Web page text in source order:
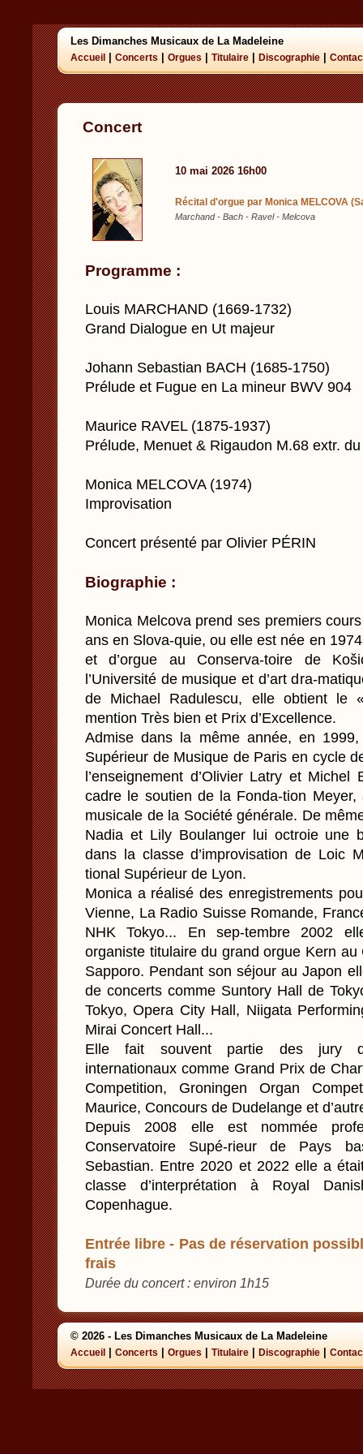
Les Dimanches Musicaux de La Madeleine
Accueil Concerts Orgues Titulaire Discographie
Concert
10 mai 2026 16h00
Récital d'orgue par Monica MELCOVA
Marchand - Bach - Ravel - Melcova
Programme :
Louis MARCHAND (1669-1732)
Grand Dialogue en Ut majeur
Johann Sebastian BACH (1685-1750)
Prélude et Fugue en La mineur BWV 904
Maurice RAVEL (1875-1937)
Prélude, Menuet & Rigaudon M.68 extr.
Monica MELCOVA (1974)
Improvisation
Concert présenté par Olivier PÉRIN
Biographie :
Monica Melcova prend ses premiers
ans en Slova-quie, ou elle est née en
et d’orgue au Conserva-toire de
l’Université de musique et d’art dra-
de Michael Radulescu, elle obtient le
mention Très bien et Prix d’Excellence.
Admise dans la même année, en
Supérieur de Musique de Paris en cycle
l’enseignement d’Olivier Latry et
cadre le soutien de la Fonda-tion
musicale de la Société générale. De
Nadia et Lily Boulanger lui octroie une
dans la classe d’improvisation de Loic
tional Supérieur de Lyon.
Monica a réalisé des enregistrements
Vienne, La Radio Suisse Romande,
NHK Tokyo... En sep-tembre 2002
organiste titulaire du grand orgue Kern au
Sapporo. Pendant son séjour au Japon
de concerts comme Suntory Hall de
Tokyo, Opera City Hall, Niigata
Mirai Concert Hall...
Elle fait souvent partie des jury
internationaux comme Grand Prix de
Competition, Groningen Organ
Maurice, Concours de Dudelange et
Depuis 2008 elle est nommée
Conservatoire Supé-rieur de Pays
Sebastian. Entre 2020 et 2022 elle a
classe d’interprétation à Royal
Copenhague.
Entrée libre - Pas de réservation
frais
Durée du concert : environ 1h15
© 2026 - Les Dimanches Musicaux de La Madeleine
Accueil Concerts Orgues Titulaire Discographie